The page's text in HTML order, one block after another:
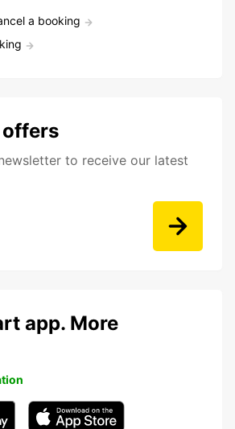
a booking
to receive our latest
app. More